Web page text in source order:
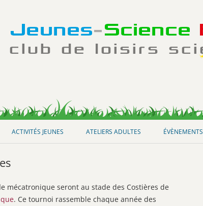
au
ACTIVITÉS JEUNES ATELIERS ADULTES ÉVÈNEMENTS
mécatronique seront au stade des Costières de
. Ce tournoi rassemble chaque année des